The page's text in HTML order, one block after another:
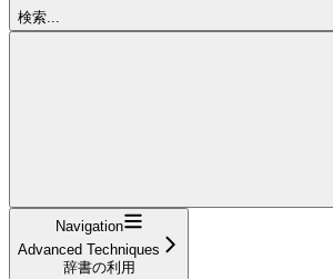
検索...
Navigation
Advanced Techniques
辞書の利用